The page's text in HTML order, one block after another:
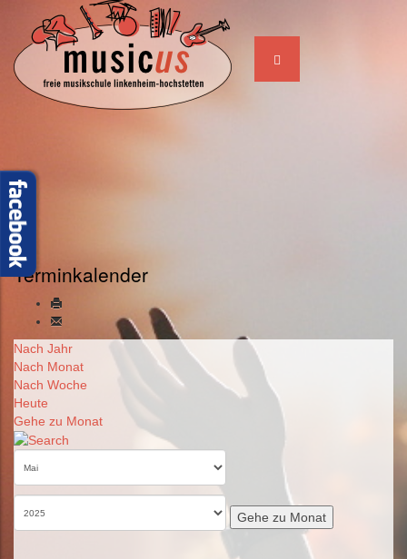
Terminkalender
Nach Jahr
Nach Monat
Nach Woche
Heute
Gehe zu Monat
Gehe zu Monat